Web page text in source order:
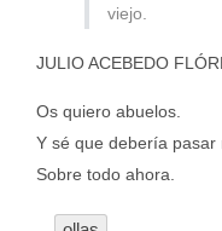
viejo.
JULIO ACEBEDO
Os quiero abuelos.
Y sé que debería pasar
Sobre todo ahora.